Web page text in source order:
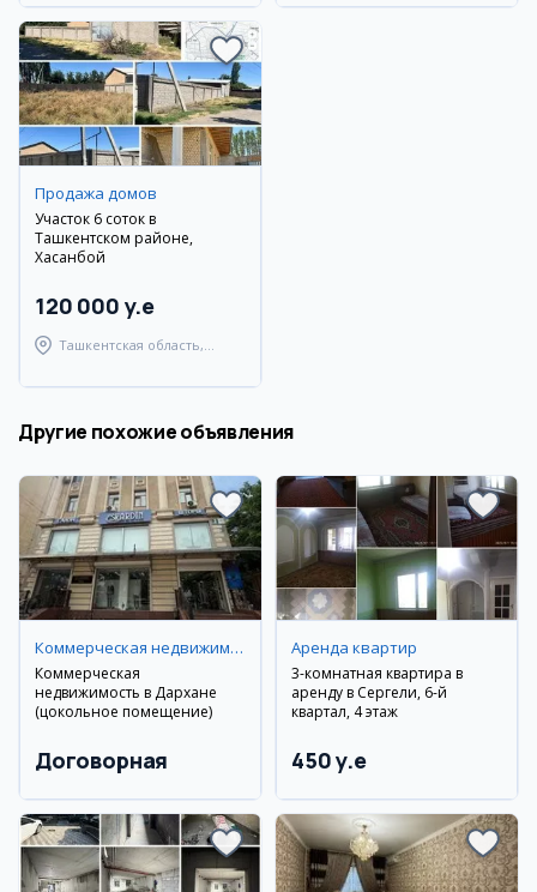
Продажа домов
Участок 6 соток в
Ташкентском районе,
Хасанбой
120 000 y.e
Ташкентская область,
Другие похожие объявления
Коммерческая недвижимость
Коммерческая
недвижимость в Дархане
(цокольное помещение)
Договорная
Аренда квартир
3-комнатная квартира в
аренду в Сергели, 6-й
квартал, 4 этаж
450 y.e